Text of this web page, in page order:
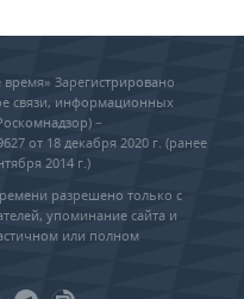
Зарегистрировано
связи, информационных
–
от 18 декабря 2020 г. (ранее
2014 г.)
разрешено только с
упоминание сайта и
или полном